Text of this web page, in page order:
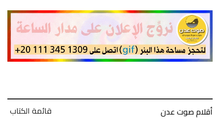
أقلام صوت عدن قائمة الكتاب